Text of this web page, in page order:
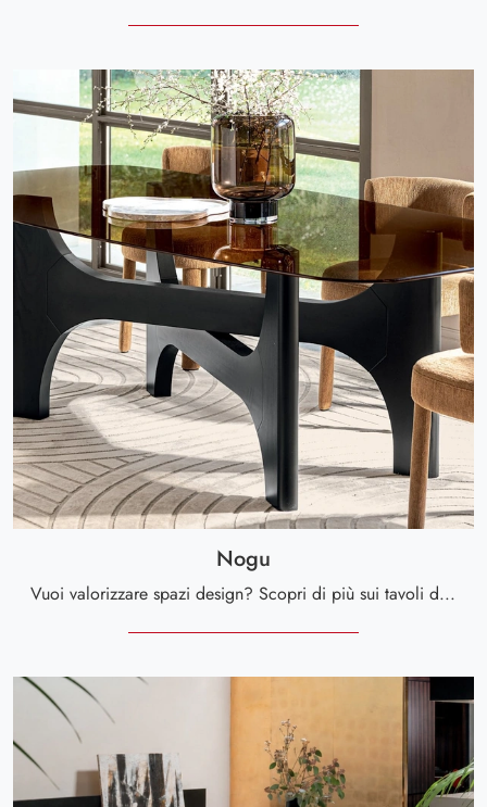
Nogu
Vuoi valorizzare spazi design? Scopri di più sui tavoli design fissi: il modello da pranzo Nogu ti aspetta.